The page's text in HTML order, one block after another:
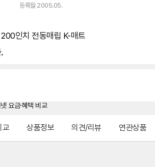
등록월 2005.05.
인치 전동매립 K-매트
교 상품정보 의견/리뷰 연관상품